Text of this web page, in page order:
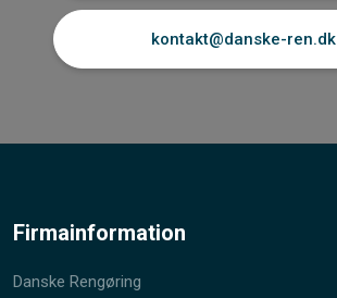
kontakt@danske-ren.dk
Firmainformation
Danske Rengøring